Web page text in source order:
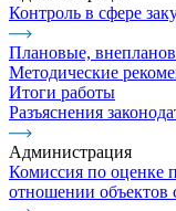
Контроль в сфере
Плановые,
Методические
Итоги работы
Разъяснения
Администрация
Комиссия по оценке
отношении объектов